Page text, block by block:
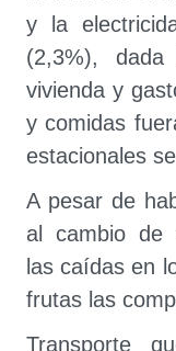
y la
(2,3%),
vivienda y
y comidas
estacionales
A pesar de
al cambio de
las caídas en
frutas las
Transporte